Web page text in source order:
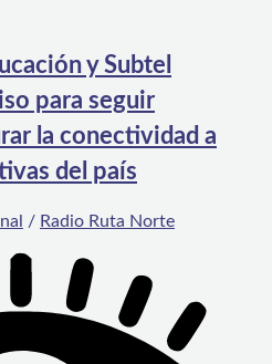
y Subtel
para seguir
la conectividad a
del país
/ Radio Ruta Norte